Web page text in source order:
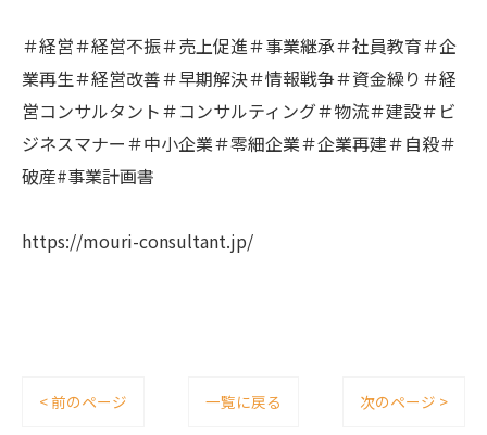
＃経営＃経営不振＃売上促進＃事業継承＃社員教育＃企
業再生＃経営改善＃早期解決＃情報戦争＃資金繰り＃経
営コンサルタント＃コンサルティング＃物流＃建設＃ビ
ジネスマナー＃中小企業＃零細企業＃企業再建＃自殺＃
破産#事業計画書
https://mouri-consultant.jp/
< 前のページ 一覧に戻る 次のページ >